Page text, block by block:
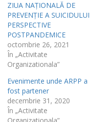
ZIUA NAȚIONALĂ DE
PREVENȚIE A SUICIDULUI
PERSPECTIVE
POSTPANDEMICE
octombrie 26, 2021
În „Activitate
Organizationala”
Evenimente unde ARPP a
fost partener
decembrie 31, 2020
În „Activitate